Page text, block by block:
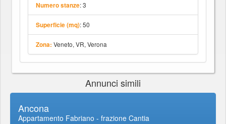
Numero stanze: 3
Superficie (mq): 50
Zona: Veneto, VR, Verona
Annunci simili
Ancona
Appartamento Fabriano - frazione Cantia